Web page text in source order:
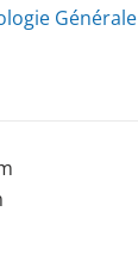
Générale